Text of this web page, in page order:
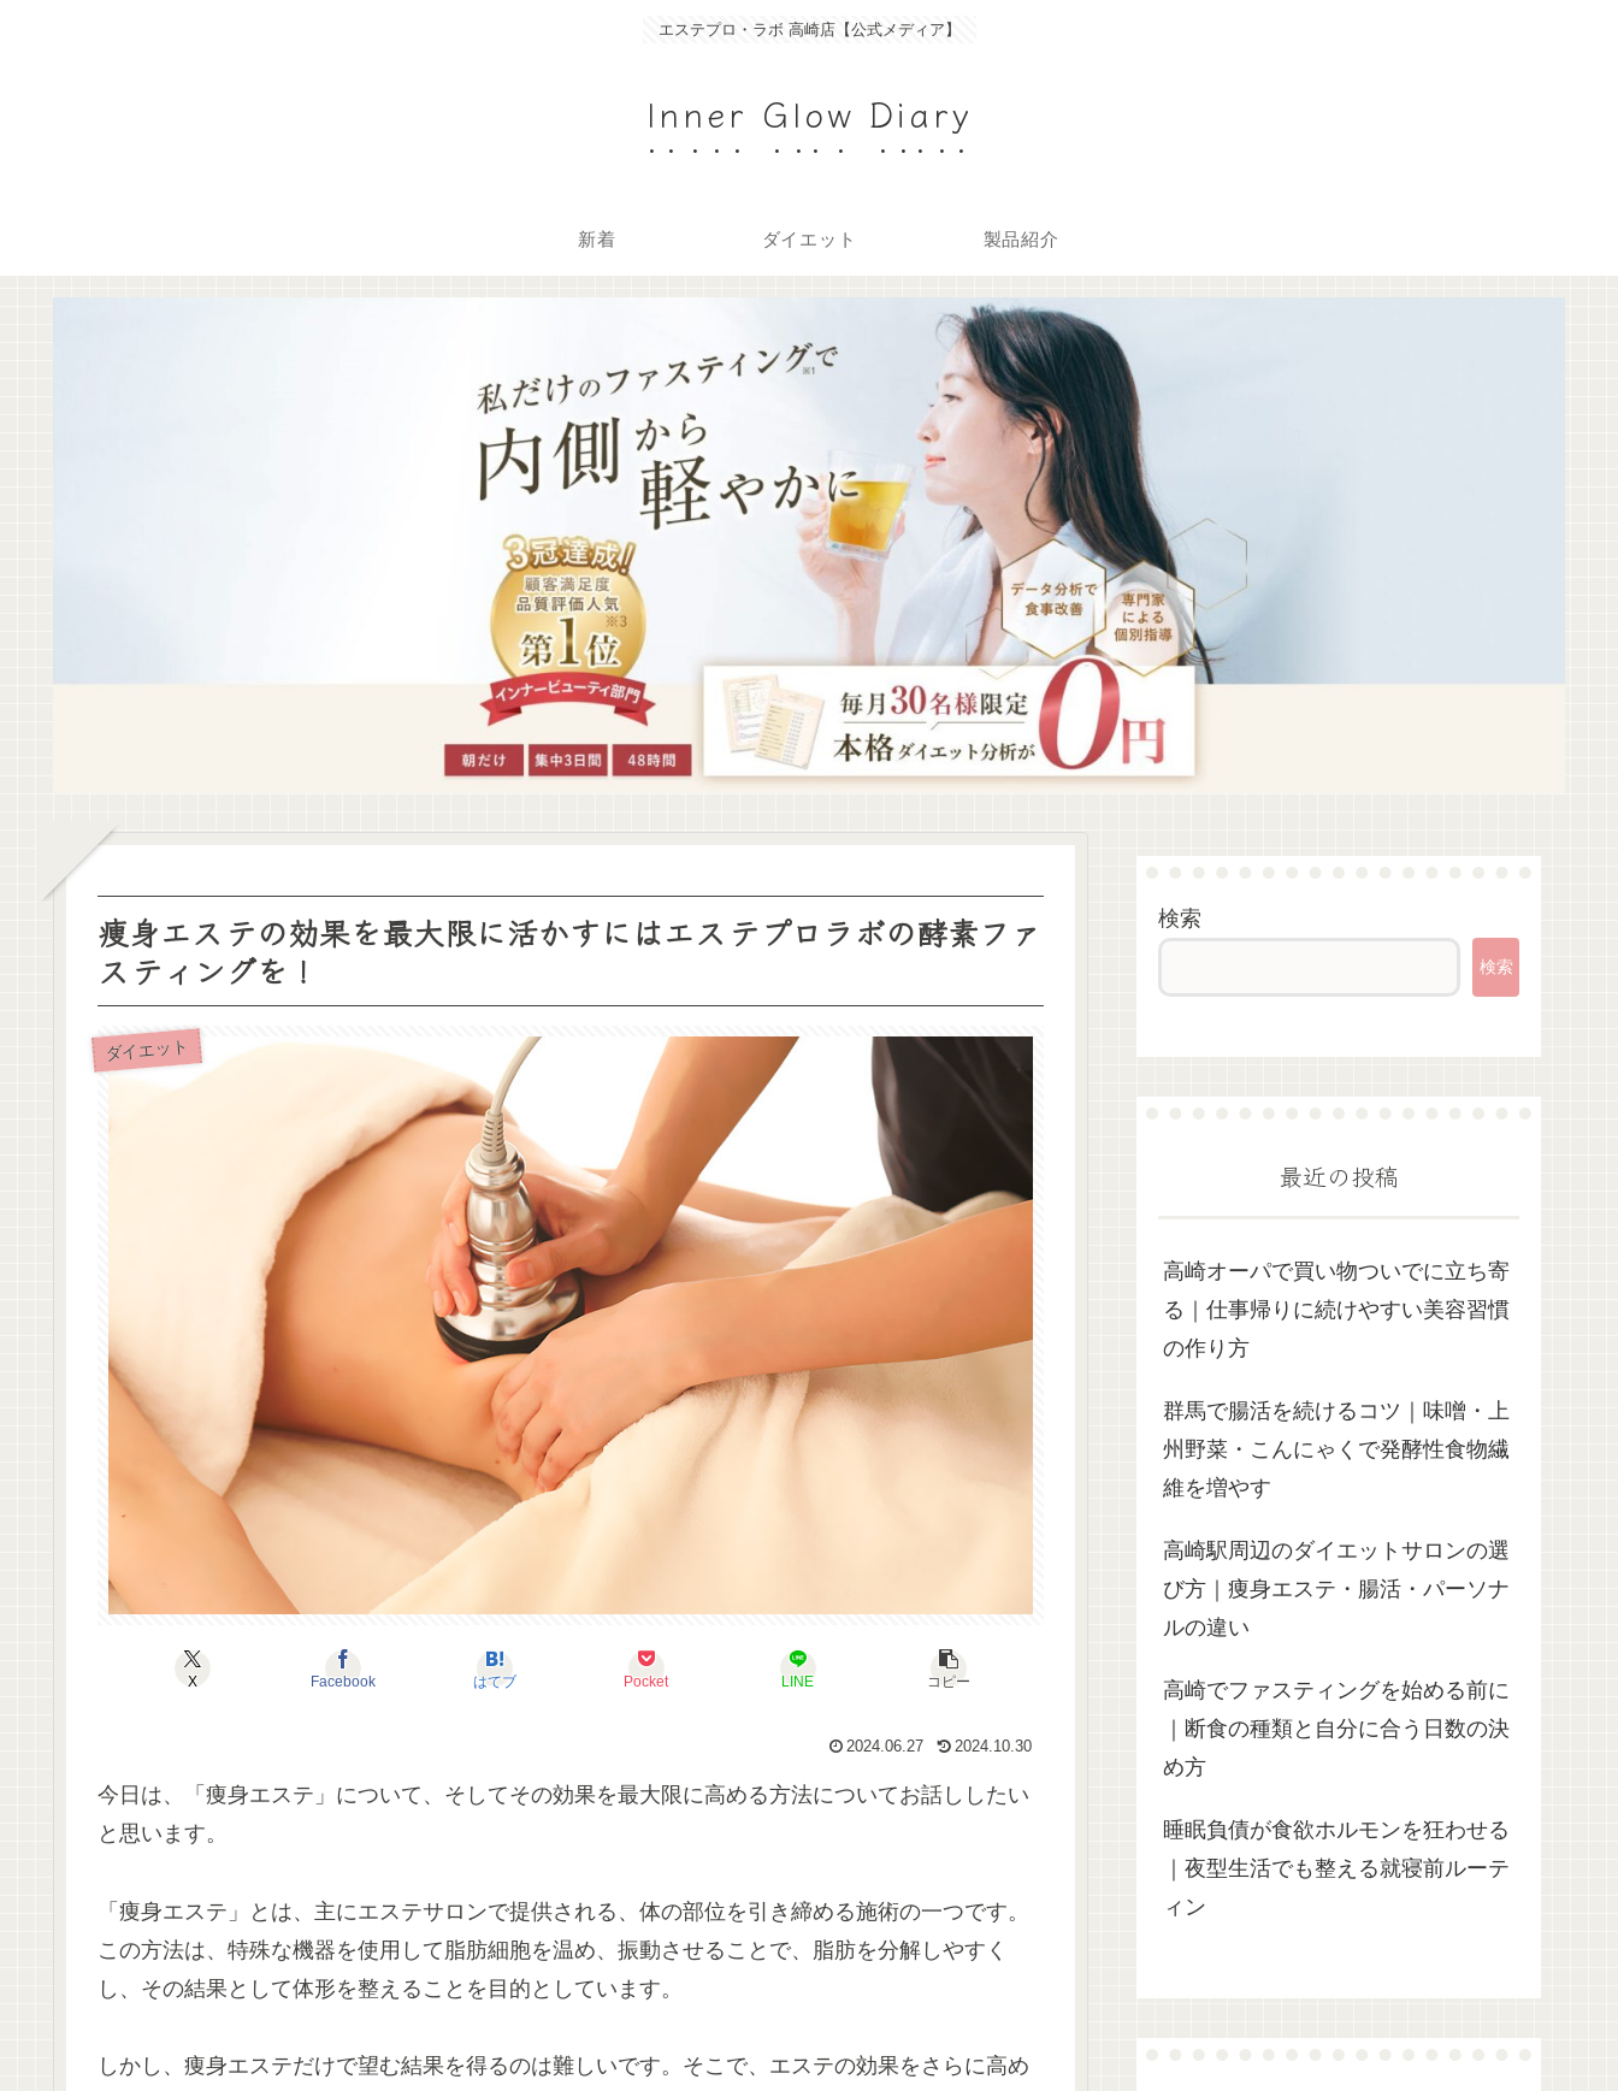
エステプロ・ラボ 高崎店【公式メディア】
Inner Glow Diary
新着 ダイエット 製品紹介
痩身エステの効果を最大限に活かすにはエステプロラボの酵素ファ
スティングを！
ダイエット
X Facebook はてブ Pocket LINE コピー
2024.06.27 2024.10.30
今日は、「痩身エステ」について、そしてその効果を最大限に高める方法についてお話ししたい
と思います。
「痩身エステ」とは、主にエステサロンで提供される、体の部位を引き締める施術の一つです。
この方法は、特殊な機器を使用して脂肪細胞を温め、振動させることで、脂肪を分解しやすく
し、その結果として体形を整えることを目的としています。
しかし、痩身エステだけで望む結果を得るのは難しいです。そこで、エステの効果をさらに高め
検索
検索
最近の投稿
高崎オーパで買い物ついでに立ち寄
る｜仕事帰りに続けやすい美容習慣
の作り方
群馬で腸活を続けるコツ｜味噌・上
州野菜・こんにゃくで発酵性食物繊
維を増やす
高崎駅周辺のダイエットサロンの選
び方｜痩身エステ・腸活・パーソナ
ルの違い
高崎でファスティングを始める前に
｜断食の種類と自分に合う日数の決
め方
睡眠負債が食欲ホルモンを狂わせる
｜夜型生活でも整える就寝前ルーテ
ィン